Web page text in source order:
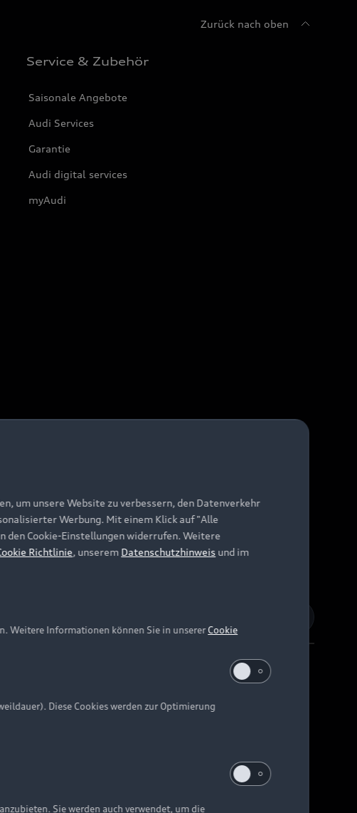
Zurück nach oben
Service & Zubehör
Saisonale Angebote
Audi Services
Garantie
Audi digital services
myAudi
Barrierefreiheit Digital Services Act
kann abweichen.
um unsere Website zu verbessern, den Datenverkehr
Werbung. Mit einem Klick auf "Alle
den Cookie-Einstellungen widerrufen. Weitere
Richtlinie, unserem Datenschutzhinweis und im
Weitere Informationen können Sie in unsererCookie
Diese Cookies werden zur Optimierung
Sie werden auch verwendet, um die